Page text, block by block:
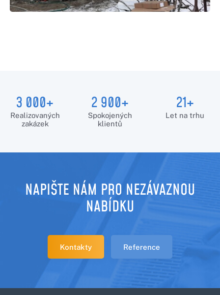
3 000+
Realizovaných
zakázek
2 900+
Spokojených
klientů
21+
Let na trhu
NAPIŠTE NÁM PRO NEZÁVAZNOU
NABÍDKU
Kontakty Reference